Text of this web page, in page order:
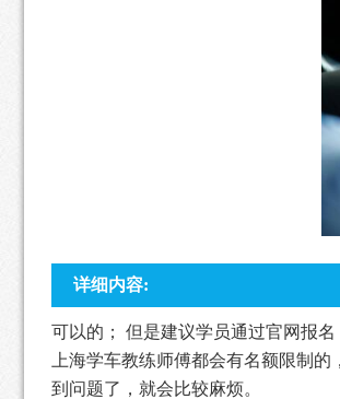
详细内容:
可以的； 但是建议学员通过官网报
上海学车教练师傅都会有名额限制
到问题了，就会比较麻烦。